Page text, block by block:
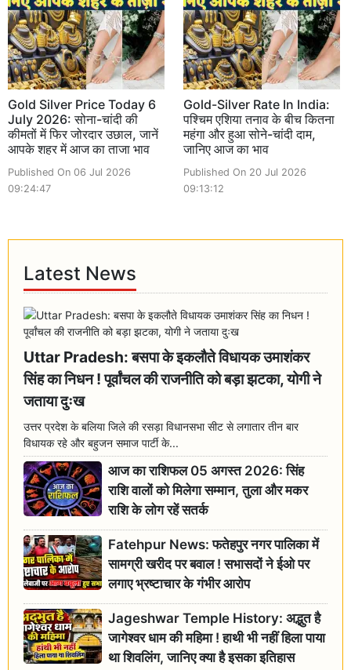
Gold Silver Price Today 6
July 2026: सोना-चांदी की
कीमतों में फिर जोरदार उछाल, जानें
आपके शहर में आज का ताजा भाव
Published On 06 Jul 2026
09:24:47
Gold-Silver Rate In India:
पश्चिम एशिया तनाव के बीच कितना
महंगा और हुआ सोने-चांदी दाम,
जानिए आज का भाव
Published On 20 Jul 2026
09:13:12
Latest News
Uttar Pradesh: बसपा के इकलौते विधायक उमाशंकर
सिंह का निधन ! पूर्वांचल की राजनीति को बड़ा झटका, योगी ने
जताया दुःख
उत्तर प्रदेश के बलिया जिले की रसड़ा विधानसभा सीट से लगातार तीन बार
विधायक रहे और बहुजन समाज पार्टी के...
आज का राशिफल 05 अगस्त 2026: सिंह
राशि वालों को मिलेगा सम्मान, तुला और मकर
राशि के लोग रहें सतर्क
Fatehpur News: फतेहपुर नगर पालिका में
सामग्री खरीद पर बवाल ! सभासदों ने ईओ पर
लगाए भ्रष्टाचार के गंभीर आरोप
Jageshwar Temple History: अद्भुत है
जागेश्वर धाम की महिमा ! हाथी भी नहीं हिला पाया
था शिवलिंग, जानिए क्या है इसका इतिहास